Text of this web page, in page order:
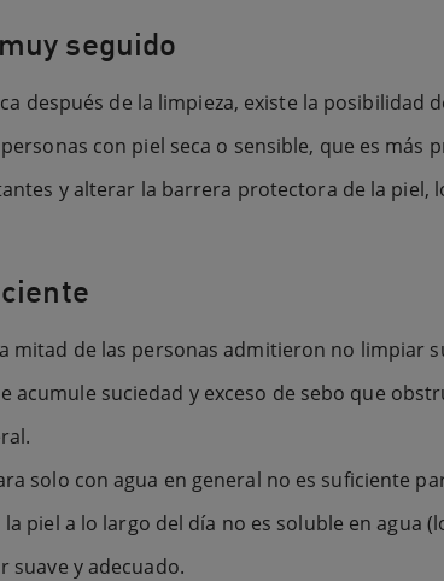
seguido
después de la limpieza, existe la
con piel seca o sensible, que es
y alterar la barrera protectora de la piel,
mitad de las personas admitieron no
acumule suciedad y exceso de sebo que
solo con agua en general no es suficiente
piel a lo largo del día no es soluble en
y adecuado.